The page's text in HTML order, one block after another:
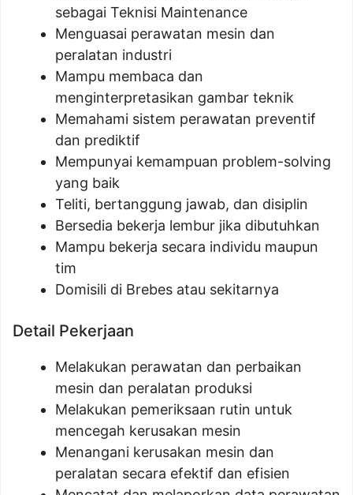
sebagai Teknisi Maintenance
Menguasai perawatan mesin dan
peralatan industri
Mampu membaca dan
menginterpretasikan gambar teknik
Memahami sistem perawatan preventif
dan prediktif
Mempunyai kemampuan problem-solving
yang baik
Teliti, bertanggung jawab, dan disiplin
Bersedia bekerja lembur jika dibutuhkan
Mampu bekerja secara individu maupun
tim
Domisili di Brebes atau sekitarnya
Detail Pekerjaan
Melakukan perawatan dan perbaikan
mesin dan peralatan produksi
Melakukan pemeriksaan rutin untuk
mencegah kerusakan mesin
Menangani kerusakan mesin dan
peralatan secara efektif dan efisien